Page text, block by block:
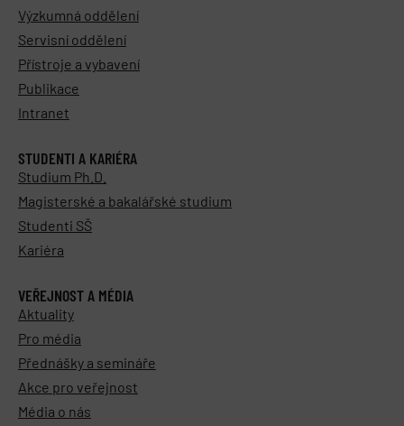
Výzkumná oddělení
Servisní oddělení
Přístroje a vybavení
Publikace
Intranet
STUDENTI A KARIÉRA
Studium Ph.D.
Magisterské a bakalářské studium
Studenti SŠ
Kariéra
VEŘEJNOST A MÉDIA
Aktuality
Pro média
Přednášky a semináře
Akce pro veřejnost
Média o nás